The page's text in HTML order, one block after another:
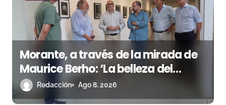
Morante, a través de la mirada de
Maurice Berho: ‘La belleza del
misterio’ llega a La Malagueta
Redacción Ago 8, 2026